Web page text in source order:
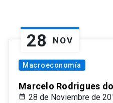
28 NOV
Macroeconomía
Marcelo Rodrigues
28 de Noviembre de